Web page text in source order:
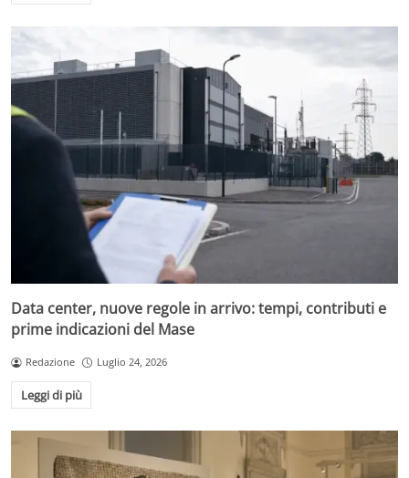
Data center, nuove regole in arrivo: tempi, contributi e
prime indicazioni del Mase
Redazione Luglio 24, 2026
Leggi di più